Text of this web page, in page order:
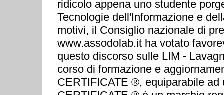
ridicolo appena uno studente
Tecnologie dell'Informazione e
motivi, il Consiglio nazionale di
www.assodolab.it ha votato
questo discorso sulle LIM -
corso di formazione e
CERTIFICATE ®, equiparabile